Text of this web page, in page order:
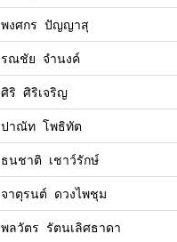
พงศกร ปัญญาสุ
รณชัย จำนงค์
ศิริ ศิริเจริญ
ปาณัท โพธิทัต
ธนชาติ เชาว์รักษ์
จาตุรนต์ ดวงไพชุม
พลวัตร รัตนเลิศธาดา